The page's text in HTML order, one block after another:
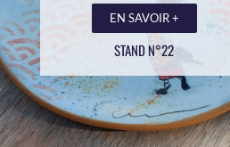
EN SAVOIR +
STAND N°22